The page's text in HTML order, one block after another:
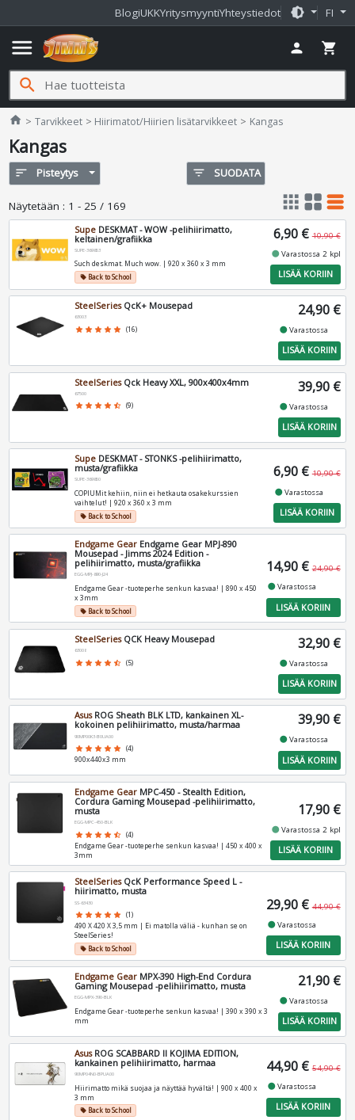
BlogiUKKYritysmyyntiYhteystiedot brightness_medium FI
menu person shopping_cart
search
home Jimms.fi
Tarvikkeet Hiirimatot/Hiirien lisätarvikkeet Kangas
Kangas
sort Pisteytys filter_list SUODATA
Näytetään : 1 - 25 / 169 apps grid_view table_rows
Supe DESKMAT - WOW -pelihiirimatto,
keltainen/grafiikka
SUPE-369853
Such deskmat. Much wow. | 920 x 360 x 3 mm
local_offerBack to School
6,90 € 10,90 €
fiber_manual_recordVarastossa 2 kpl
LISÄÄ KORIIN
SteelSeriesQcK+ Mousepad
63003
star star star star star (16)
24,90 €
fiber_manual_recordVarastossa
LISÄÄ KORIIN
SteelSeriesQck Heavy XXL, 900x400x4mm
67500
star star star star star_half (9)
39,90 €
fiber_manual_recordVarastossa
LISÄÄ KORIIN
Supe DESKMAT - STONKS -pelihiirimatto,
musta/grafiikka
SUPE-369850
COPIUMit kehiin, niin ei hetkauta osakekurssien
vaihtelut! | 920 x 360 x 3 mm
local_offerBack to School
6,90 € 10,90 €
fiber_manual_recordVarastossa
LISÄÄ KORIIN
Endgame Gear Endgame Gear MPJ-890
Mousepad - Jimms 2024 Edition -
pelihiirimatto, musta/grafiikka
EGG-MPJ-890-J24
Endgame Gear -tuoteperhe senkun kasvaa! | 890 x 450
x 3mm
local_offerBack to School
14,90 € 24,90 €
fiber_manual_recordVarastossa
LISÄÄ KORIIN
SteelSeriesQCK Heavy Mousepad
63008
star star star star star_half (5)
32,90 €
fiber_manual_recordVarastossa
LISÄÄ KORIIN
AsusROG Sheath BLK LTD, kankainen XL-
kokoinen pelihiirimatto, musta/harmaa
90MP00K3-B0UA00
star star star star star (4)
900x440x3 mm
39,90 €
fiber_manual_recordVarastossa
LISÄÄ KORIIN
Endgame Gear MPC-450 - Stealth Edition,
Cordura Gaming Mousepad -pelihiirimatto,
musta
EGG-MPC-450-BLK
star star star star star_half (4)
Endgame Gear -tuoteperhe senkun kasvaa! | 450 x 400 x
3mm
17,90 €
fiber_manual_recordVarastossa 2 kpl
LISÄÄ KORIIN
SteelSeriesQcK Performance Speed L -
hiirimatto, musta
SS-63430
star star star star star (1)
490 X 420 X 3,5 mm | Ei matolla väliä - kunhan se on
SteelSeries!
local_offerBack to School
29,90 € 44,90 €
fiber_manual_recordVarastossa
LISÄÄ KORIIN
Endgame Gear MPX-390 High-End Cordura
Gaming Mousepad -pelihiirimatto, musta
EGG-MPX-390-BLK
Endgame Gear -tuoteperhe senkun kasvaa! | 390 x 390 x 3
mm
21,90 €
fiber_manual_recordVarastossa
LISÄÄ KORIIN
AsusROG SCABBARD II KOJIMA EDITION,
kankainen pelihiirimatto, harmaa
90MP04N0-BPUA00
Hiirimatto mikä suojaa ja näyttää hyvältä! | 900 x 400 x
3 mm
local_offerBack to School
44,90 € 54,90 €
fiber_manual_recordVarastossa
LISÄÄ KORIIN